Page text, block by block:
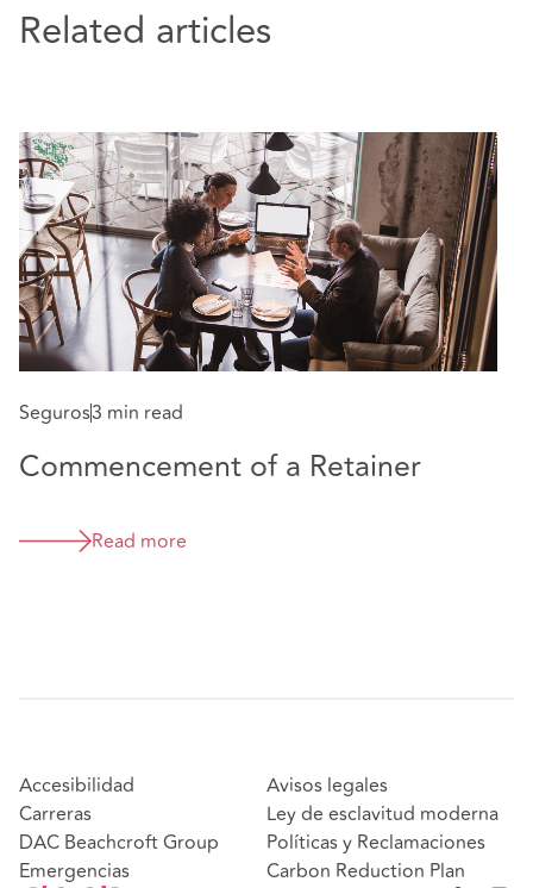
Related articles
Seguros3 min read
Commencement of a Retainer
Read more
Accesibilidad
Carreras
DAC Beachcroft Group
Emergencias
Avisos legales
Ley de esclavitud moderna
Políticas y Reclamaciones
Carbon Reduction Plan